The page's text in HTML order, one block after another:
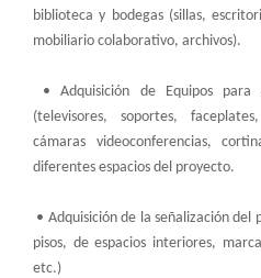
biblioteca y bodegas (sillas,
mobiliario colaborativo, archivos).
• Adquisición de Equipos
(televisores, soportes,
cámaras videoconferencias,
diferentes espacios del proyecto.
• Adquisición de la señalización
pisos, de espacios interiores,
etc.)